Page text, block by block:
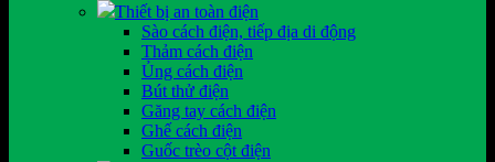
Thiết bị an toàn điện
Sào cách điện, tiếp địa di động
Thảm cách điện
Ủng cách điện
Bút thử điện
Găng tay cách điện
Ghế cách điện
Guốc trèo cột điện